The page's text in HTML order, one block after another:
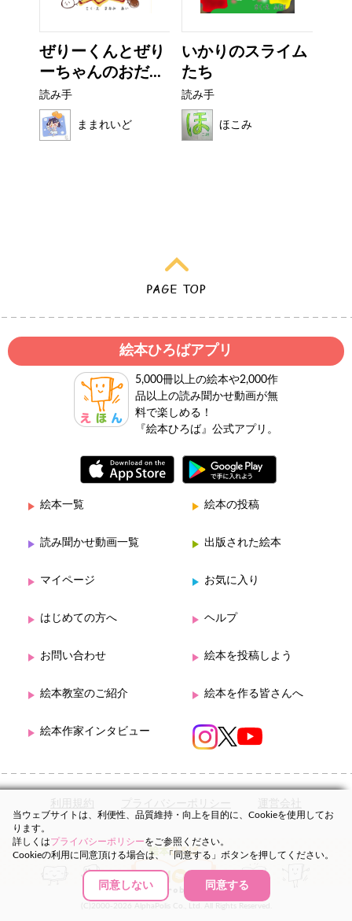
ぜりーくんとぜり
ーちゃんのおだ...
読み手
ままれいど
いかりのスライム
たち
読み手
ほこみ
絵本ひろばアプリ
5,000冊以上の絵本や2,000作
品以上の読み聞かせ動画が無
料で楽しめる！
『絵本ひろば』公式アプリ。
絵本一覧 絵本の投稿
読み聞かせ動画一覧 出版された絵本
マイページ お気に入り
はじめての方へ ヘルプ
お問い合わせ 絵本を投稿しよう
絵本教室のご紹介 絵本を作る皆さんへ
絵本作家インタビュー
利用規約 プライバシーポリシー 運営会社
(C)2000-2026 AlphaPolis Co., Ltd. All Rights Reserved.
当ウェブサイトは、利便性、品質維持・向上を目的に、Cookieを使用してお
ります。
詳しくはプライバシーポリシーをご参照ください。
Cookieの利用に同意頂ける場合は、「同意する」ボタンを押してください。
同意しない 同意する